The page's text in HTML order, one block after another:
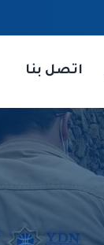
اتصل بنا